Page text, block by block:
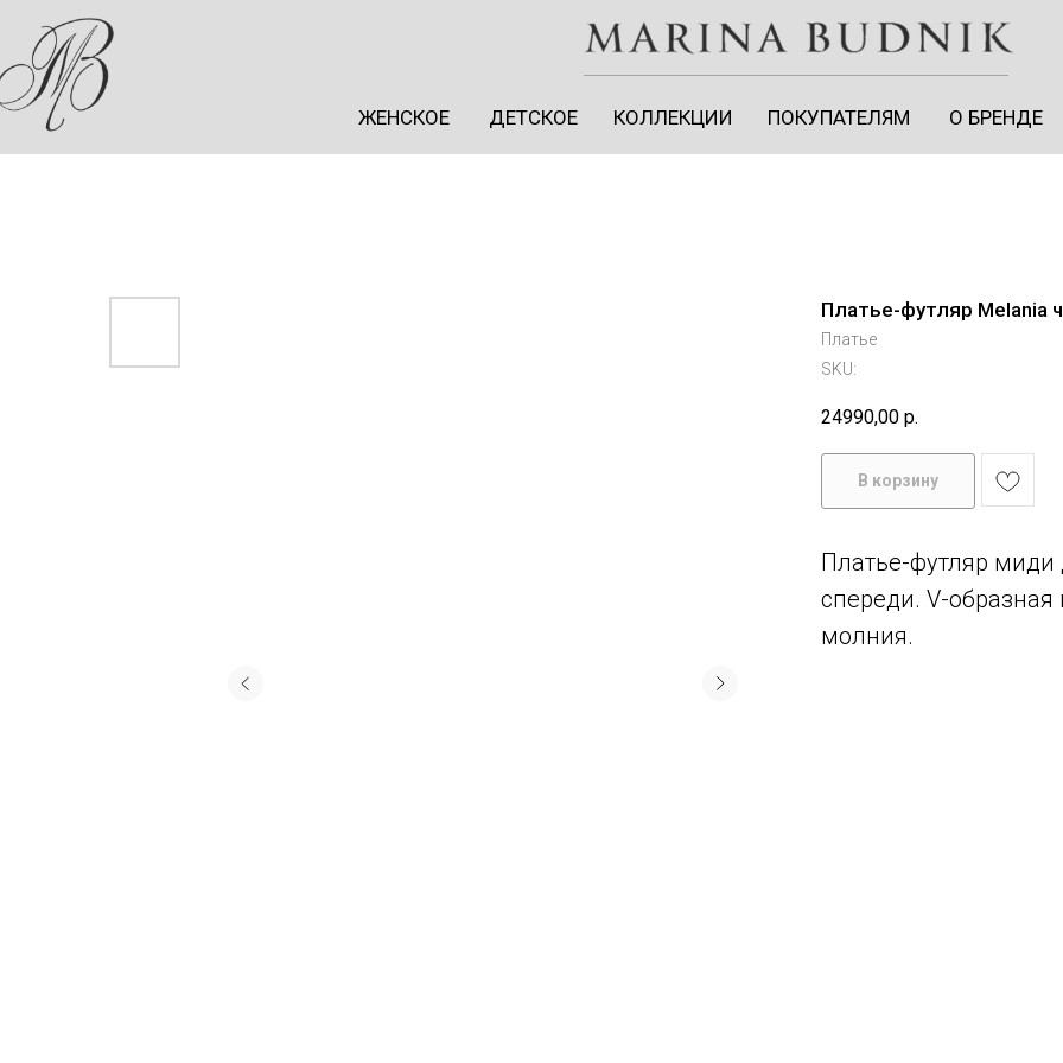
ЖЕНСКОЕ КОЛЛЕКЦИИ О БРЕНДЕ
ДЕТСКОЕ ПОКУПАТЕЛЯМ
КОЛЛЕКЦИИ ПОКУПАТЕЛЯМ О БРЕНДЕ
Платье-футляр Melania
Платье
SKU:
24990,00 р.
В корзину
Платье-футляр миди
спереди. V-
молния.